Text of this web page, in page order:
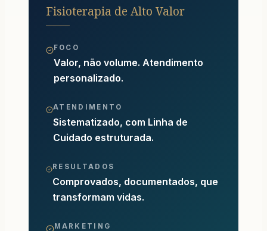
Fisioterapia de Alto Valor
FOCO
Valor, não volume. Atendimento
personalizado.
ATENDIMENTO
Sistematizado, com Linha de
Cuidado estruturada.
RESULTADOS
Comprovados, documentados, que
transformam vidas.
MARKETING